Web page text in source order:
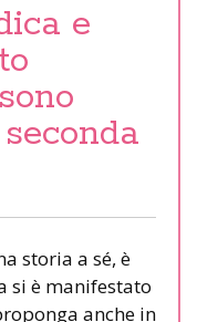
e
storia a sé, è
si è manifestato
anche in